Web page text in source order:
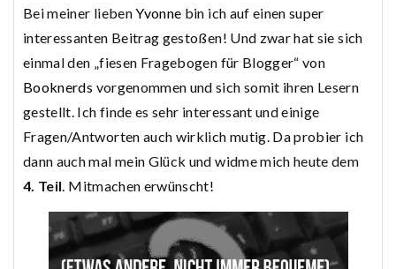
Bei meiner liebenYvonne bin ich auf einen super
interessanten Beitrag gestoßen! Und zwar hat sie sich
einmal den „fiesen Fragebogen für Blogger“ von
Booknerds vorgenommen und sich somit ihren Lesern
gestellt. Ich finde es sehr interessant und einige
Fragen/Antworten auch wirklich mutig. Da probier ich
dann auch mal mein Glück und widme mich heute dem
4. Teil. Mitmachen erwünscht!